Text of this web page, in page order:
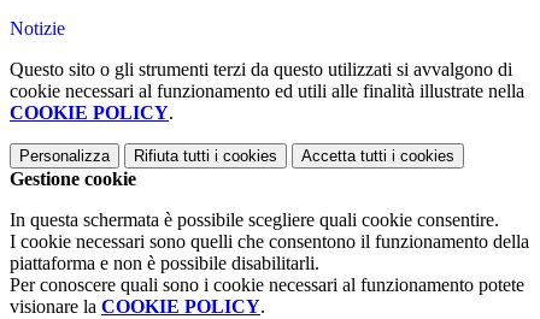
Notizie
Questo sito o gli strumenti terzi da questo utilizzati si avvalgono di
cookie necessari al funzionamento ed utili alle finalità illustrate nella
COOKIE POLICY.
Personalizza Rifiuta tutti i cookies Accetta tutti i cookies
Gestione cookie
In questa schermata è possibile scegliere quali cookie consentire.
I cookie necessari sono quelli che consentono il funzionamento della
piattaforma e non è possibile disabilitarli.
Per conoscere quali sono i cookie necessari al funzionamento potete
visionare la COOKIE POLICY.